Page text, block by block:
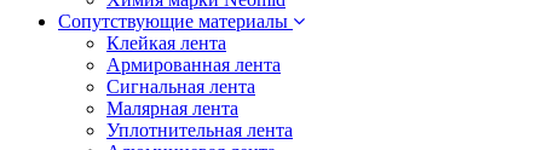
Сопутствующие материалы
Клейкая лента
Армированная лента
Сигнальная лента
Малярная лента
Уплотнительная лента